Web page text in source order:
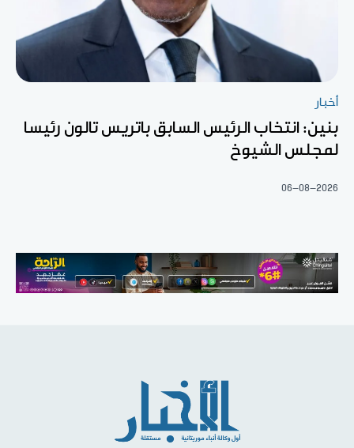
أخبار
بنين: انتخاب الرئيس السابق باتريس تالون رئيسا
لمجلس الشيوخ
06-08-2026